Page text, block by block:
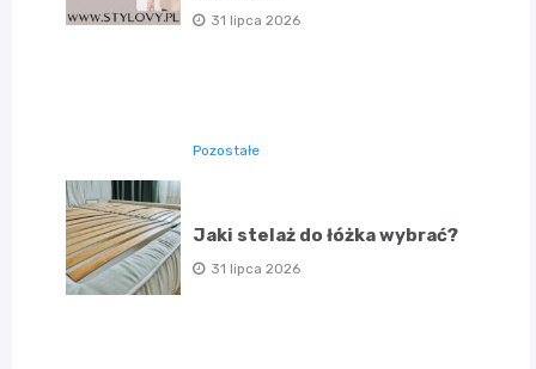
31 lipca 2026
Pozostałe
Jaki stelaż do łóżka wybrać?
31 lipca 2026